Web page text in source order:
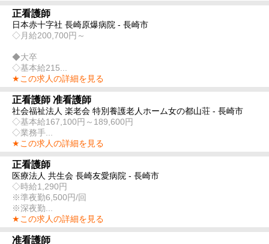
正看護師
日本赤十字社 長崎原爆病院 - 長崎市
◇月給200,700円～
◆大卒
◇基本給215...
★この求人の詳細を見る
正看護師 准看護師
社会福祉法人 楽老会 特別養護老人ホーム女の都山荘 - 長崎市
◇基本給167,100円～189,600円
◇業務手...
★この求人の詳細を見る
正看護師
医療法人 共生会 長崎友愛病院 - 長崎市
◇時給1,290円
※準夜勤6,500円/回
※深夜勤...
★この求人の詳細を見る
准看護師